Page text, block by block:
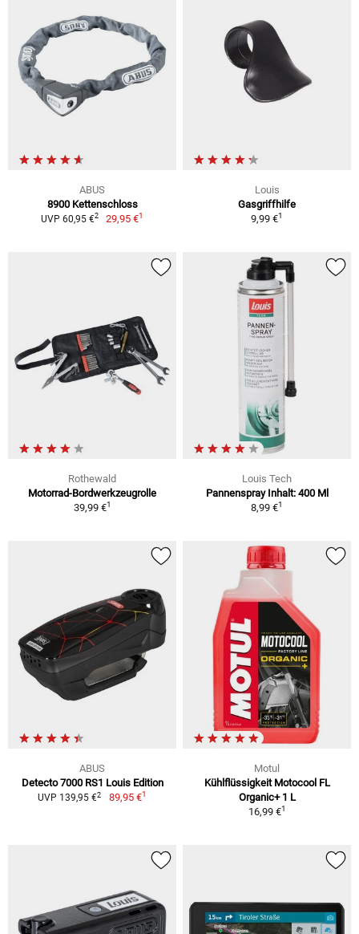
ABUS
8900 Kettenschloss
UVP 60,95 €2 29,95 €1
Louis
Gasgriffhilfe
9,99 €1
Rothewald
Motorrad-Bordwerkzeugrolle
39,99 €1
Louis Tech
Pannenspray Inhalt: 400 Ml
8,99 €1
ABUS
Detecto 7000 RS1 Louis Edition
UVP 139,95 €2 89,95 €1
Motul
Kühlflüssigkeit Motocool FL
Organic+ 1 L
16,99 €1